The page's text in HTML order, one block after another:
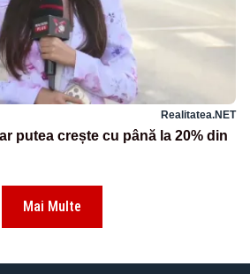
Realitatea.NET
putea crește cu până la 20% din
Mai Multe